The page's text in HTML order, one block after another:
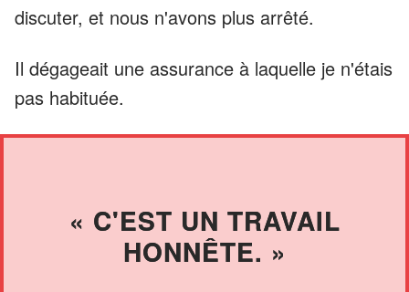
discuter, et nous n'avons plus arrêté.
Il dégageait une assurance à laquelle je n'étais
pas habituée.
« C'EST UN TRAVAIL
HONNÊTE. »